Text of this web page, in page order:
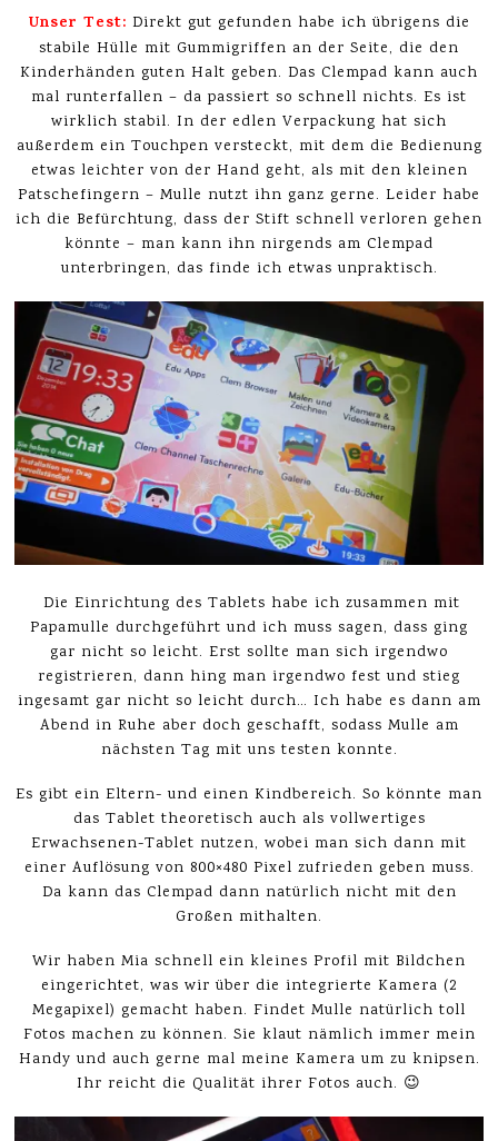
Unser Test: Direkt gut gefunden habe ich übrigens die
stabile Hülle mit Gummigriffen an der Seite, die den
Kinderhänden guten Halt geben. Das Clempad kann auch
mal runterfallen – da passiert so schnell nichts. Es ist
wirklich stabil. In der edlen Verpackung hat sich
außerdem ein Touchpen versteckt, mit dem die Bedienung
etwas leichter von der Hand geht, als mit den kleinen
Patschefingern – Mulle nutzt ihn ganz gerne. Leider habe
ich die Befürchtung, dass der Stift schnell verloren gehen
könnte – man kann ihn nirgends am Clempad
unterbringen, das finde ich etwas unpraktisch.
Die Einrichtung des Tablets habe ich zusammen mit
Papamulle durchgeführt und ich muss sagen, dass ging
gar nicht so leicht. Erst sollte man sich irgendwo
registrieren, dann hing man irgendwo fest und stieg
ingesamt gar nicht so leicht durch… Ich habe es dann am
Abend in Ruhe aber doch geschafft, sodass Mulle am
nächsten Tag mit uns testen konnte.
Es gibt ein Eltern- und einen Kindbereich. So könnte man
das Tablet theoretisch auch als vollwertiges
Erwachsenen-Tablet nutzen, wobei man sich dann mit
einer Auflösung von 800×480 Pixel zufrieden geben muss.
Da kann das Clempad dann natürlich nicht mit den
Großen mithalten.
Wir haben Mia schnell ein kleines Profil mit Bildchen
eingerichtet, was wir über die integrierte Kamera (2
Megapixel) gemacht haben. Findet Mulle natürlich toll
Fotos machen zu können. Sie klaut nämlich immer mein
Handy und auch gerne mal meine Kamera um zu knipsen.
Ihr reicht die Qualität ihrer Fotos auch. 😉